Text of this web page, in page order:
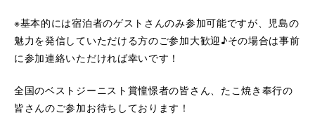
※基本的には宿泊者のゲストさんのみ参加可能ですが、児島の
魅力を発信していただける方のご参加大歓迎♪その場合は事前
に参加連絡いただければ幸いです！
全国のベストジーニスト賞憧憬者の皆さん、たこ焼き奉行の
皆さんのご参加お待ちしております！